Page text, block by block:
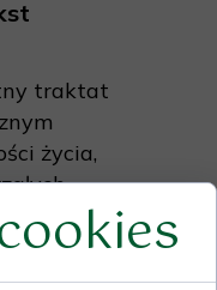
traktat
życia,
wpisuje to